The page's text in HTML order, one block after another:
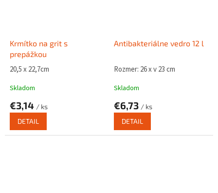
Krmítko na grit s
prepážkou
20,5 x 22,7cm
Skladom
€3,14 / ks
DETAIL
Antibakteriálne vedro 12 l
Rozmer: 26 x v 23 cm
Skladom
€6,73 / ks
DETAIL